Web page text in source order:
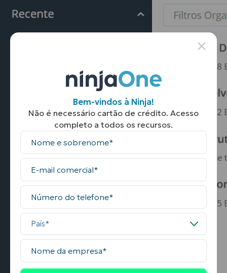
Bem-vindos à Ninja!
Não é necessário cartão de crédito. Acesso
completo a todos os recursos.
Nome
completo
E-
mail
comercial
Número
telefone
País
Nome
empresa